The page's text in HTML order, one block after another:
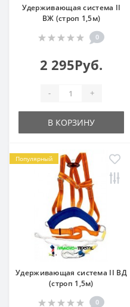
Удерживающая система II
ВЖ (строп 1,5м)
0
2 295Руб.
- +
В КОРЗИНУ
Популярный
Удерживающая система II ВД
(строп 1,5м)
0